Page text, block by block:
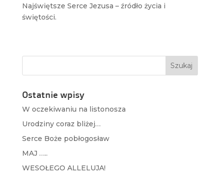
Najświętsze Serce Jezusa – źródło życia i
świętości.
Ostatnie wpisy
W oczekiwaniu na listonosza
Urodziny coraz bliżej…
Serce Boże pobłogosław
MAJ …..
WESOŁEGO ALLELUJA!